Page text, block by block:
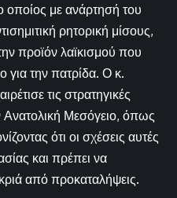
με ανάρτησή του
ρητορική μίσους,
προϊόν λαϊκισμού που
για την πατρίδα. Ο κ.
τις στρατηγικές
Ανατολική Μεσόγειο, όπως
ότι οι σχέσεις αυτές
και πρέπει να
από προκαταλήψεις.